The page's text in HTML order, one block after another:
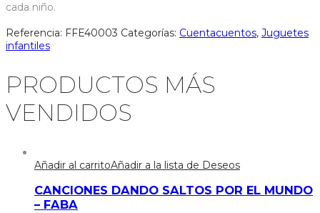
cada niño.
Referencia: FFE40003 Categorías: Cuentacuentos, Juguetes
infantiles
PRODUCTOS MÁS
VENDIDOS
Añadir al carritoAñadir a la lista de Deseos
CANCIONES DANDO SALTOS POR EL MUNDO
– FABA